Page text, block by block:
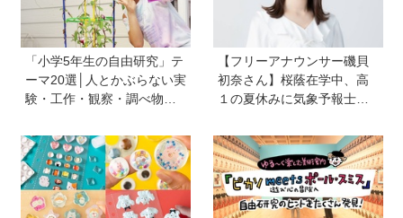
「小学5年生の自由研究」テ
ーマ20選│人とかぶらない実
験・工作・観察・調べ物の
【フリーアナウンサー磯貝
初奈さん】桜蔭在学中、高
１の夏休みに気象予報士試
院で「学ぶ楽しさ」をずっ
と持ち続ける秘訣とは。親
も「楽しい」をバックアッ
プする方法も